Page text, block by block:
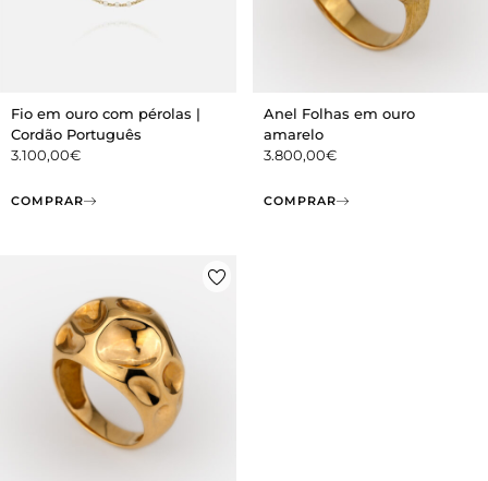
Fio em ouro com pérolas |
Cordão Português
3.100,00€
COMPRAR
Anel Folhas em ouro
amarelo
3.800,00€
COMPRAR